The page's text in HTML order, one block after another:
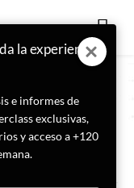
la experiencia
e informes de
exclusivas,
y acceso a +120